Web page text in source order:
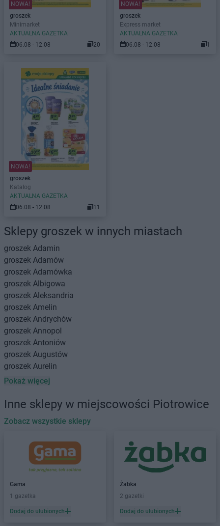
NOWA!
groszek
Minimarket
AKTUALNA GAZETKA
06.08 - 12.08
20
NOWA!
groszek
Express market
AKTUALNA GAZETKA
06.08 - 12.08
1
NOWA!
groszek
Katalog
AKTUALNA GAZETKA
06.08 - 12.08
11
Sklepy groszek w innych miastach
groszek Adamin
groszek Adamów
groszek Adamówka
groszek Albigowa
groszek Aleksandria
groszek Amelin
groszek Andrychów
groszek Annopol
groszek Antoniów
groszek Augustów
groszek Aurelin
groszek Babiak
groszek
Babice
groszek Babimost
groszek Bądki
groszek Bałoszyce
Bandysie
groszek Baniocha
groszek
groszek
groszek Barczewo
Pokaż więcej
Inne sklepy w miejscowości Piotrowice
Zobacz wszystkie sklepy
Gama
1 gazetka
Dodaj do ulubionych
Żabka
2 gazetki
Dodaj do ulubionych